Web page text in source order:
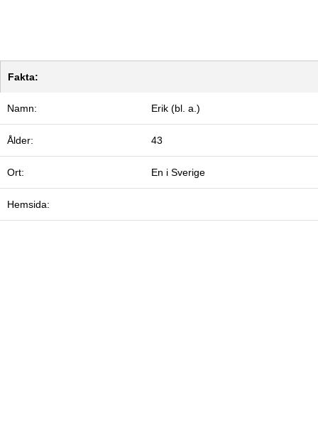
Fakta:
Namn: Erik (bl. a.)
Ålder: 43
Ort: En i Sverige
Hemsida: